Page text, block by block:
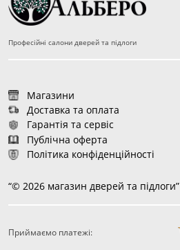
Професійні салони дверей та підлоги
Магазини
Доставка та оплата
Гарантія та сервіс
Публічна оферта
Політика конфіденційності
“© 2026 магазин дверей та підлоги”
Приймаємо платежі: